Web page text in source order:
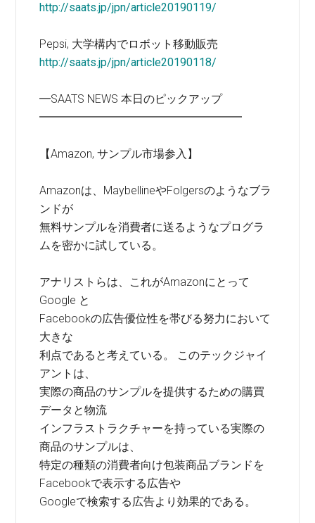
http://saats.jp/jpn/article20190119/
Pepsi, 大学構内でロボット移動販売
http://saats.jp/jpn/article20190118/
━SAATS NEWS 本日のピックアップ
━━━━━━━━━━━━━━━━━━
【Amazon, サンプル市場参入】
Amazonは、MaybellineやFolgersのようなブラ
ンドが
無料サンプルを消費者に送るようなプログラ
ムを密かに試している。
アナリストらは、これがAmazonにとって
Google と
Facebookの広告優位性を帯びる努力において
大きな
利点であると考えている。 このテックジャイ
アントは、
実際の商品のサンプルを提供するための購買
データと物流
インフラストラクチャーを持っている実際の
商品のサンプルは、
特定の種類の消費者向け包装商品ブランドを
Facebookで表示する広告や
Googleで検索する広告より効果的である。